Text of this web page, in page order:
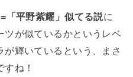
「平野紫耀」似てる説に
ツが似ているかというレベ
が輝いているという、まさ
ね！